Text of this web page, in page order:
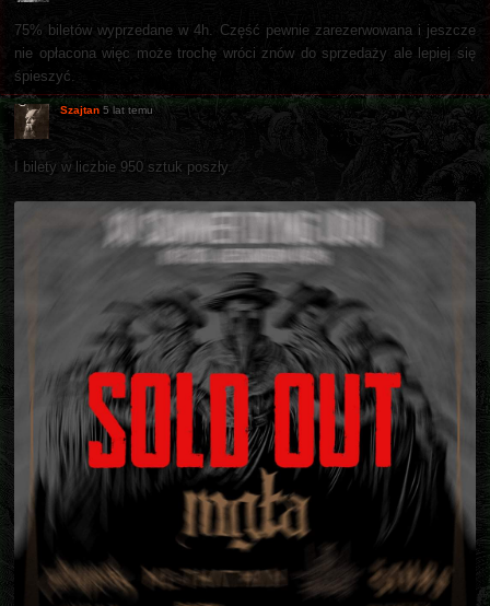
75% biletów wyprzedane w 4h. Część pewnie zarezerwowana i jeszcze
nie opłacona więc może trochę wróci znów do sprzedaży ale lepiej się
śpieszyć.
Szajtan 5 lat temu
I bilety w liczbie 950 sztuk poszły.